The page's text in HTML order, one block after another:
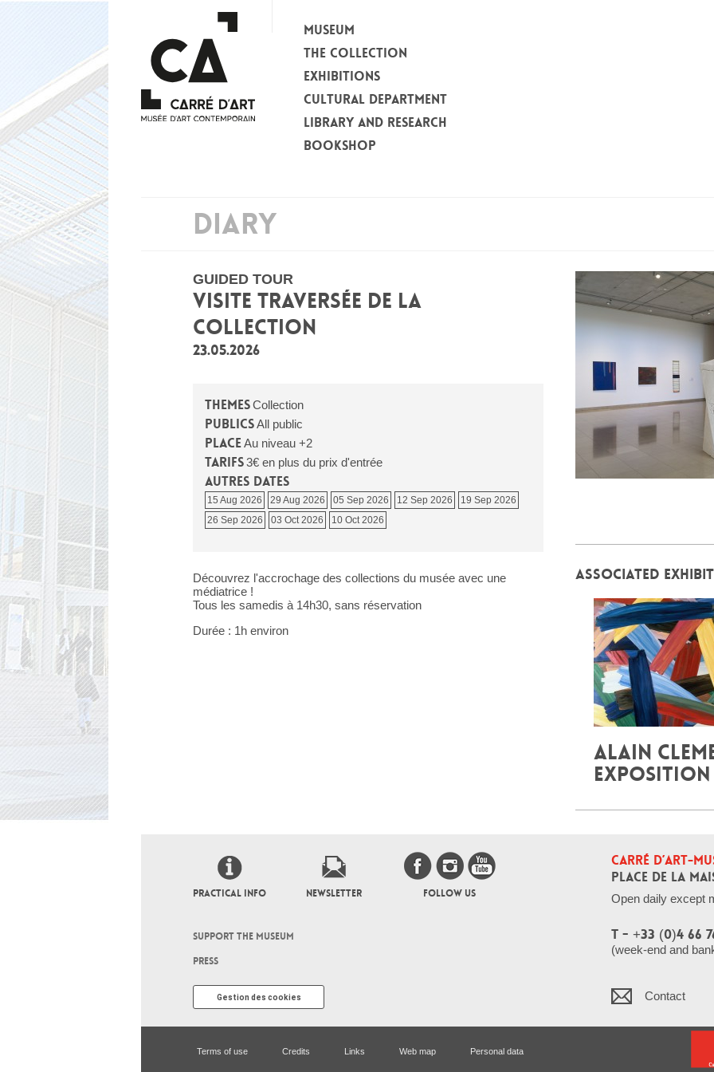
MUSEUM
THE COLLECTION
EXHIBITIONS
CULTURAL DEPARTMENT
LIBRARY AND RESEARCH
BOOKSHOP
DIARY
GUIDED TOUR
VISITE TRAVERSÉE DE LA
COLLECTION
23.05.2026
ThemesCollection
PublicsAll public
PlaceAu niveau +2
Tarifs3€ en plus du prix d'entrée
Autres dates
15 Aug 2026 29 Aug 2026 05 Sep 2026 12 Sep 2026
19 Sep 2026
26 Sep 2026
03 Oct 2026 10 Oct 2026
Découvrez l'accrochage des collections du musée avec une
médiatrice !
Tous les samedis à 14h30, sans réservation
Durée : 1h environ
ASSOCIATED
ALAIN
PRACTICAL INFO NEWSLETTER FOLLOW US
SUPPORT THE MUSEUM
PRESS
CARRÉ D’ART-
PLACE DE LA
Open daily except
T - +33 (0)4 66
(week-end and
Contact
Gestion des cookies
Terms of use Credits Links Web map Personal data